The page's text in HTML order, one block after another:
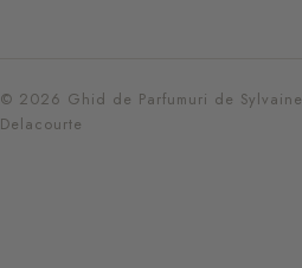
© 2026 Ghid de Parfumuri de Sylvaine
Delacourte